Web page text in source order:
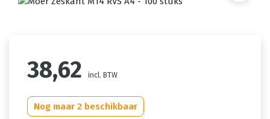
38,62 incl. BTW
Nog maar 2 beschikbaar